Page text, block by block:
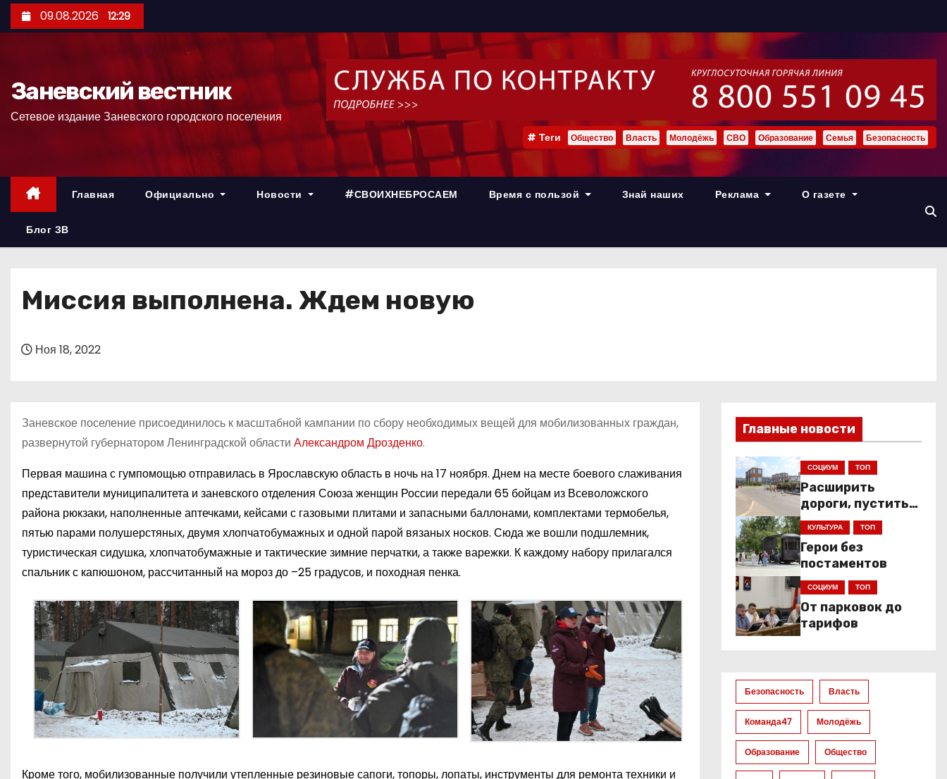
е
р
09.08.2026 12:29
Заневский вестник
Сетевое издание Заневского городского поселения
Теги Общество Власть Молодёжь СВО Образование Семья Безопасность
Главная Официально Новости #СВОИХНЕБРОСАЕМ Время с пользой Знай наших Реклама О газете
Блог ЗВ
Миссия выполнена. Ждем новую
Ноя 18, 2022
Заневское поселение присоединилось к масштабной кампании по сбору необходимых вещей для мобилизованных граждан,
развернутой губернатором Ленинградской области Александром Дрозденко.
Первая машина с гумпомощью отправилась в Ярославскую область в ночь на 17 ноября. Днем на месте боевого слаживания
представители муниципалитета и заневского отделения Союза женщин России передали 65 бойцам из Всеволожского
района рюкзаки, наполненные аптечками, кейсами с газовыми плитами и запасными баллонами, комплектами термобелья,
пятью парами полушерстяных, двумя хлопчатобумажных и одной парой вязаных носков. Сюда же вошли подшлемник,
туристическая сидушка, хлопчатобумажные и тактические зимние перчатки, а также варежки. К каждому набору прилагался
спальник с капюшоном, рассчитанный на мороз до –25 градусов, и походная пенка.
Кроме того, мобилизованные получили утепленные резиновые сапоги, топоры, лопаты, инструменты для ремонта техники и
Главные новости
СОЦИУМ ТОП
Расширить
дороги, пустить
низкопольники
КУЛЬТУРА ТОП
Герои без
постаментов
СОЦИУМ ТОП
От парковок до
тарифов
Безопасность Власть
Команда47 Молодёжь
Образование Общество